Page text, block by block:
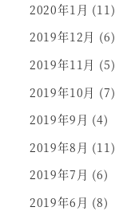
2020年1月 (11)
2019年12月 (6)
2019年11月 (5)
2019年10月 (7)
2019年9月 (4)
2019年8月 (11)
2019年7月 (6)
2019年6月 (8)